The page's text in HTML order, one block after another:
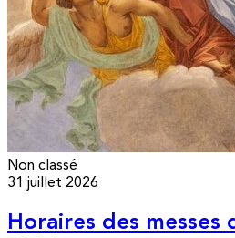
Non classé
31 juillet 2026
Horaires des messes